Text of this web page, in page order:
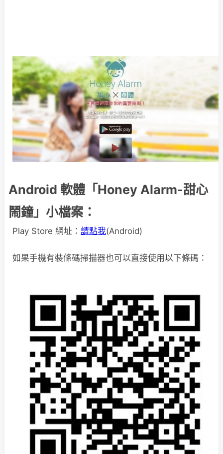
Android 軟體「Honey Alarm-甜心
鬧鐘」小檔案：
Play Store 網址： 請點我(Android)
如果手機有裝條碼掃描器也可以直接使用以下條碼：